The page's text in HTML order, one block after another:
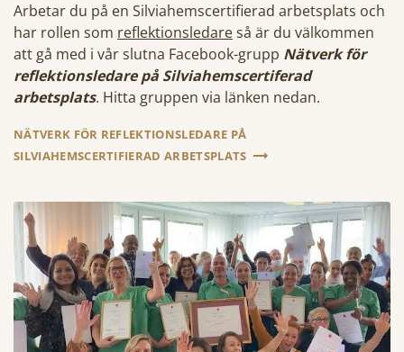
Arbetar du på en Silviahemscertifierad arbetsplats och
har rollen som reflektionsledareså är du välkommen
att gå med i vår slutna Facebook-grupp Nätverk för
reflektionsledare på Silviahemscertiferad
arbetsplats. Hitta gruppen via länken nedan.
NÄTVERK FÖR REFLEKTIONSLEDARE PÅ
SILVIAHEMSCERTIFIERAD ARBETSPLATS